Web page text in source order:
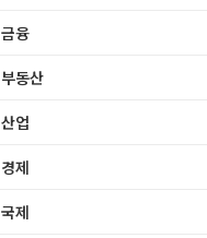
금융
부동산
산업
경제
국제